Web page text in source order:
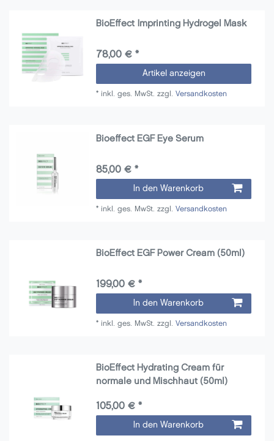
BioEffect Imprinting Hydrogel Mask
78,00 € *
Artikel anzeigen
* inkl. ges. MwSt. zzgl.Versandkosten
Bioeffect EGF Eye Serum
85,00 € *
In den Warenkorb
* inkl. ges. MwSt. zzgl.Versandkosten
BioEffect EGF Power Cream (50ml)
199,00 € *
In den Warenkorb
* inkl. ges. MwSt. zzgl.Versandkosten
BioEffect Hydrating Cream für
normale und Mischhaut (50ml)
105,00 € *
In den Warenkorb